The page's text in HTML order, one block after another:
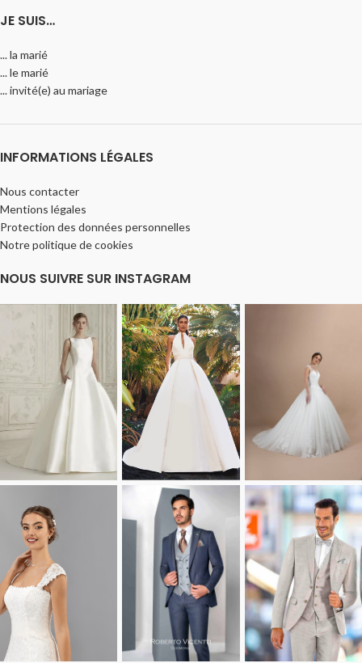
JE SUIS…
... la marié
... le marié
... invité(e) au mariage
INFORMATIONS LÉGALES
Nous contacter
Mentions légales
Protection des données personnelles
Notre politique de cookies
NOUS SUIVRE SUR INSTAGRAM